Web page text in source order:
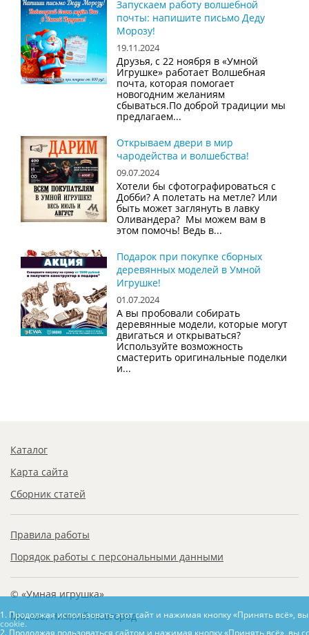
Запускаем работу волшебной
почты: напишите письмо Деду
Морозу!
19.11.2024
Друзья, с 22 ноября в «Умной
Игрушке» работает Волшебная
почта, которая помогает
новогодним желаниям
сбываться.По доброй традиции мы
предлагаем...
Открываем двери в мир
чародейства и волшебства!
09.07.2024
Хотели бы сфотографироваться с
Добби? А полетать на метле? Или
быть может заглянуть в лавку
Оливандера? Мы можем вам в
этом помочь! Ведь в...
Подарок при покупке сборных
деревянных моделей в Умной
Игрушке!
01.07.2024
А вы пробовали собирать
деревянные модели, которые могут
двигаться и открываться?
Используйте возможность
смастерить оригинальные поделки
и...
Каталог
Карта сайта
Сборник статей
Правила работы
Порядок работы с персональными данными
© «Умная игрушка»
Москва, Нижний Новгород
1. Продолжая использовать этот сайт и нажимая кнопку «Принять всё»,
cookie.
2. Продолжая пользоваться сайтом и нажимая кнопку «Принять всё», вы